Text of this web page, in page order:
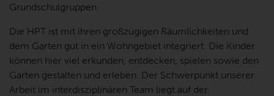
Grundschulgruppen.
Die HPT ist mit ihren großzügigen Räumlichkeiten und
dem Garten gut in ein Wohngebiet integriert. Die Kinder
können hier viel erkunden, entdecken, spielen sowie den
Garten gestalten und erleben. Der Schwerpunkt unserer
Arbeit im interdisziplinären Team liegt auf der